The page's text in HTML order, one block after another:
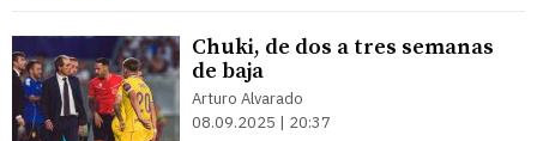
Chuki, de dos a tres semanas
de baja
Arturo Alvarado
08.09.2025 | 20:37